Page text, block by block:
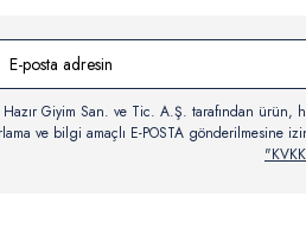
Hazır Giyim San. ve Tic. A.Ş. tarafından ürün,
ve bilgi amaçlı E-POSTA gönderilmesine